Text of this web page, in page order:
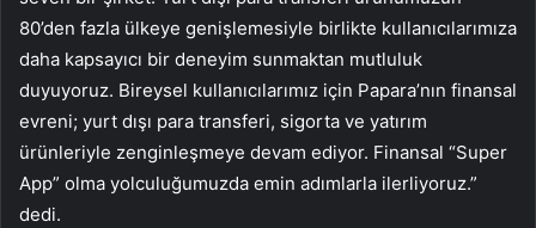
80’den fazla ülkeye genişlemesiyle birlikte kullanıcılarımıza
daha kapsayıcı bir deneyim sunmaktan mutluluk
duyuyoruz. Bireysel kullanıcılarımız için Papara’nın finansal
evreni; yurt dışı para transferi, sigorta ve yatırım
ürünleriyle zenginleşmeye devam ediyor. Finansal “Super
App” olma yolculuğumuzda emin adımlarla ilerliyoruz.”
dedi.